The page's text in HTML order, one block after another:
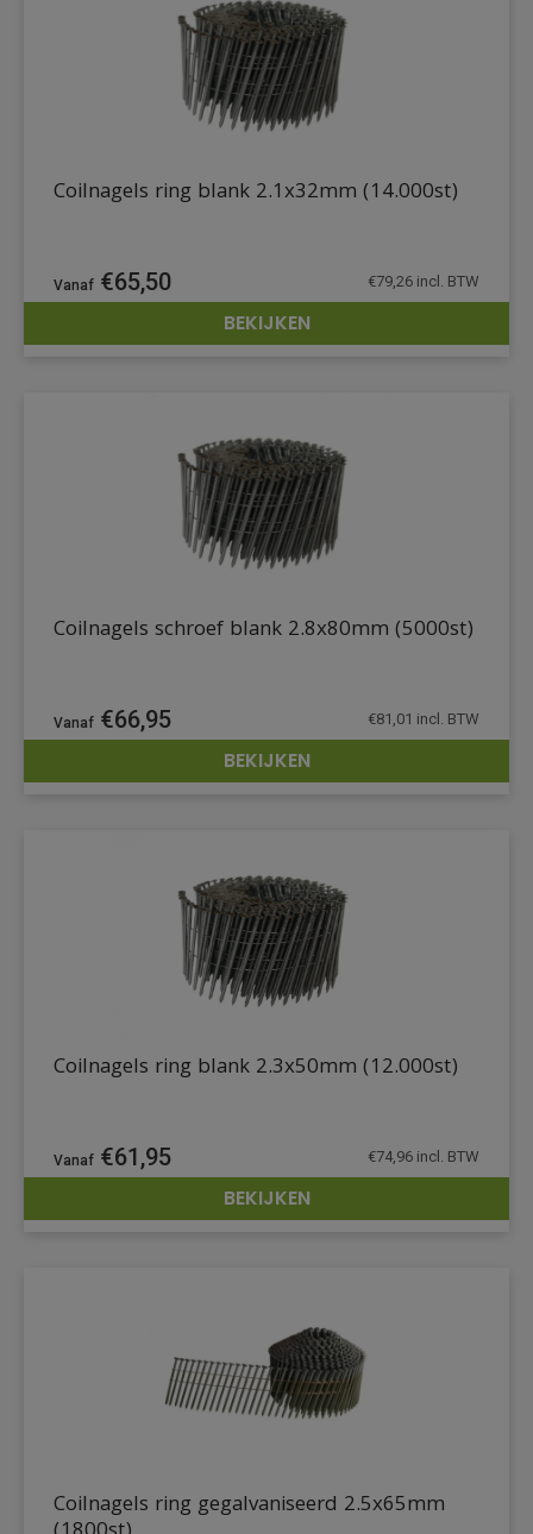
DETAILS
Coilnagels ring blank 2.1x32mm (14.000st)
€65,50 €79,26 incl. BTW
BEKIJKEN
DETAILS
Coilnagels schroef blank 2.8x80mm (5000st)
€66,95 €81,01 incl. BTW
BEKIJKEN
DETAILS
Coilnagels ring blank 2.3x50mm (12.000st)
€61,95 €74,96 incl. BTW
BEKIJKEN
Coilnagels ring gegalvaniseerd 2.5x65mm